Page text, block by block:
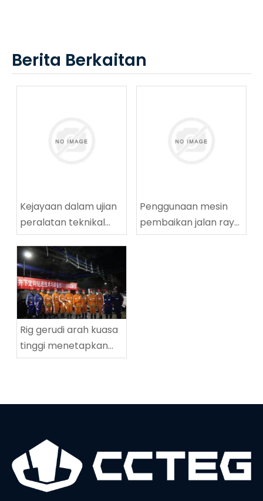
Berita Berkaitan
Kejayaan dalam ujian
peralatan teknikal
penggerudian
lingkaran tinggi
ZDY2800LG
Penggunaan mesin
pembaikan jalan raya
yang berjaya di
Rig gerudi arah kuasa
tinggi menetapkan
rekod dunia baru